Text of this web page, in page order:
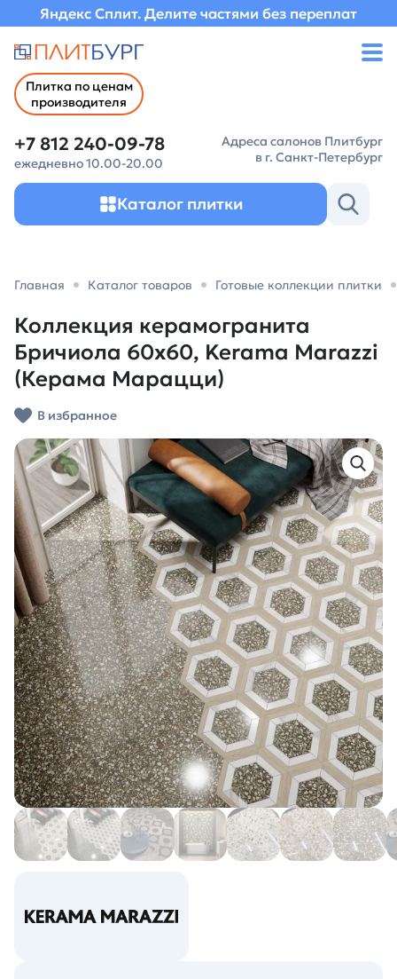
Яндекс Сплит. Делите частями без переплат
Плитка по ценам
производителя
+7 812 240-09-78
ежедневно 10.00-20.00
Адреса салонов Плитбург
в г. Санкт-Петербург
Каталог плитки
Главная Каталог товаров Готовые коллекции плитки
Коллекция керамогранита
Бричиола 60х60, Kerama Marazzi
(Керама Марацци)
В избранное